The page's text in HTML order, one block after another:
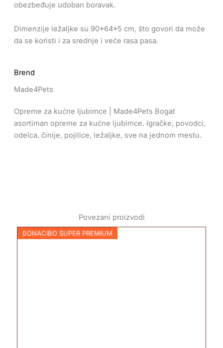
obezbeđuje udoban boravak.
Dimenzije ležaljke su 90*64*5 cm, što govori da može
da se koristi i za srednje i veće rasa pasa.
Brend
Made4Pets
Opreme za kućne ljubimce | Made4Pets Bogat
asortiman opreme za kućne ljubimce. Igračke, povodci,
odelca, činije, pojilice, ležaljke, sve na jednom mestu.
Povezani proizvodi
BONACIBO SUPER PREMIUM